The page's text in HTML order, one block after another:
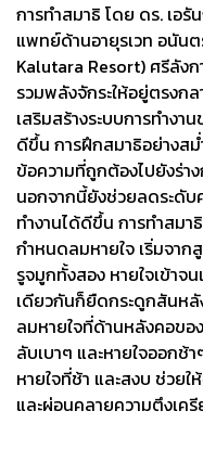
การทำสมาธิ โดย ดร. เอรั
แพทย์ด้านอายุรเวท อนัน
Kalutara Resort) ศรีลังก
รวมพลังจักระให้อยู่ตรงก
เสริมสร้างระบบการทำงา
ดีขึ้น การฝึกสมาธิอย่างส
ข้อความที่ถูกต้องไปยังร่า
นอกจากนี้ยังช่วยลดระดับ
ทำงานได้ดีขึ้น การทำสมา
กำหนดลมหายใจ เริ่มจาก
รูจมูกทั้งสอง หายใจเข้า
เดียวกันก็ยืดกระดูกสันหลั
ลมหายใจที่ด้านหลังคอขอ
ลับเบาๆ และหายใจออกช้
หายใจที่ช้า และสงบ ช่วย
และผ่อนคลายความตึงเค